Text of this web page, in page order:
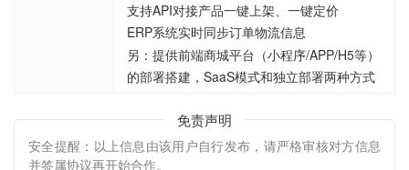
支持API对接产品一键上架、一键定价
ERP系统实时同步订单物流信息
另：提供前端商城平台（小程序/APP/H5等）
的部署搭建，SaaS模式和独立部署两种方式
免责声明
安全提醒：以上信息由该用户自行发布，请严格审核对方信息
并签属协议再开始合作。